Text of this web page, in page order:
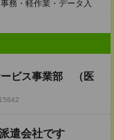
務・軽作業・データ入
ビス事業部 （医
遣会社です